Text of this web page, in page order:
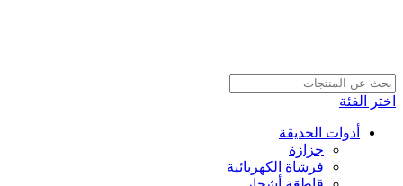
اختر الفئة
أدوات الحديقة
جزازة
فرشاة الكهربائية